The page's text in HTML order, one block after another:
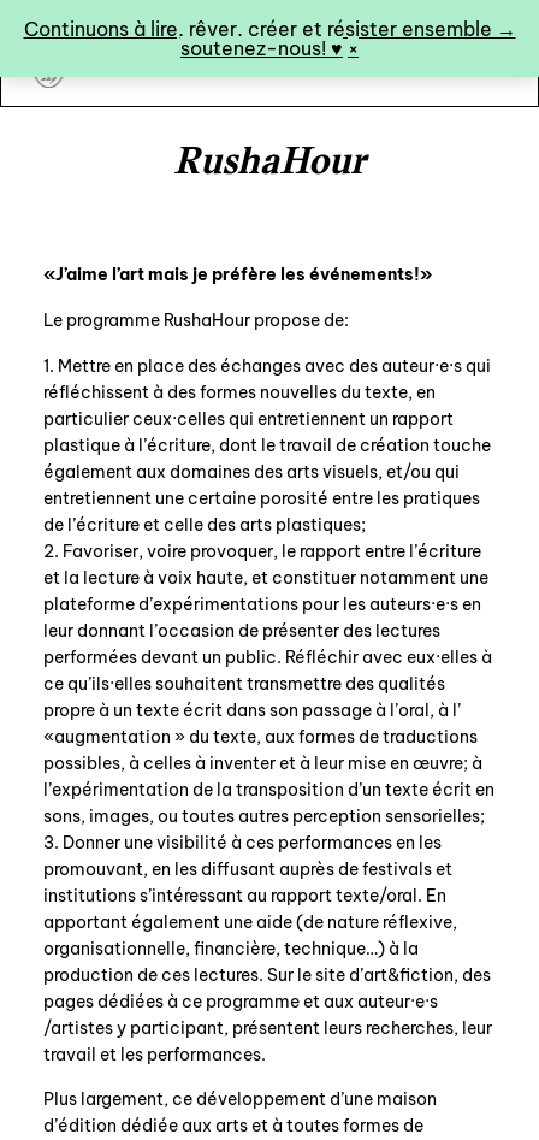
Continuons à lire, rêver, créer et résister ensemble →
soutenez-nous! ♥︎ ×
art&fiction
catalogue ↓
catalogue complet
à paraître
éditions de tête
programmes semestriels
agenda
au-delà du livre ↓
artistes en résidence
lectures performées
podcasts
qui sommes-nous? ↓
éditions d’artistes
publications
sonar/genève
portraits
engagement durable
RushaHour
«J’aime l’art mais je préfère les événements!»
Le programme RushaHour propose de:
1. Mettre en place des échanges avec des auteur·e·s qui
réfléchissent à des formes nouvelles du texte, en
particulier ceux·celles qui entretiennent un rapport
plastique à l’écriture, dont le travail de création touche
également aux domaines des arts visuels, et/ou qui
entretiennent une certaine porosité entre les pratiques
de l’écriture et celle des arts plastiques;
2. Favoriser, voire provoquer, le rapport entre l’écriture
et la lecture à voix haute, et constituer notamment une
plateforme d’expérimentations pour les auteurs·e·s en
leur donnant l’occasion de présenter des lectures
performées devant un public. Réfléchir avec eux·elles à
ce qu’ils·elles souhaitent transmettre des qualités
propre à un texte écrit dans son passage à l’oral, à l’
«augmentation » du texte, aux formes de traductions
possibles, à celles à inventer et à leur mise en œuvre; à
l’expérimentation de la transposition d’un texte écrit en
sons, images, ou toutes autres perception sensorielles;
3. Donner une visibilité à ces performances en les
promouvant, en les diffusant auprès de festivals et
institutions s’intéressant au rapport texte/oral. En
apportant également une aide (de nature réflexive,
organisationnelle, financière, technique…) à la
production de ces lectures. Sur le site d’art&fiction, des
pages dédiées à ce programme et aux auteur·e·s
/artistes y participant, présentent leurs recherches, leur
travail et les performances.
Plus largement, ce développement d’une maison
d’édition dédiée aux arts et à toutes formes de